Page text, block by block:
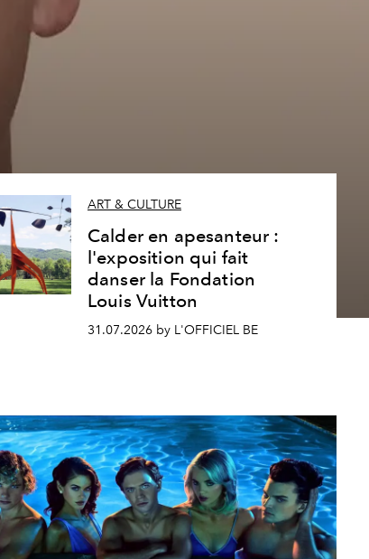
ART & CULTURE
Calder en apesanteur :
l'exposition qui fait
danser la Fondation
Louis Vuitton
31.07.2026 by L'OFFICIEL BE